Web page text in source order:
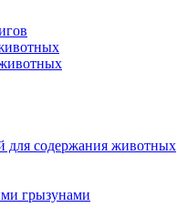
для содержания животных
грызунами